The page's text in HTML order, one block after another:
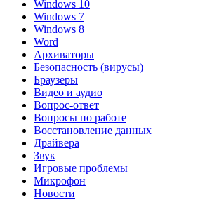
Windows 10
Windows 7
Windows 8
Word
Архиваторы
Безопасность (вирусы)
Браузеры
Видео и аудио
Вопрос-ответ
Вопросы по работе
Восстановление данных
Драйвера
Звук
Игровые проблемы
Микрофон
Новости